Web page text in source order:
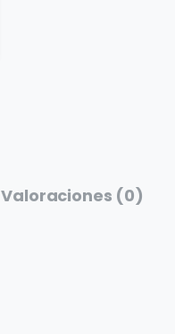
Valoraciones (0)